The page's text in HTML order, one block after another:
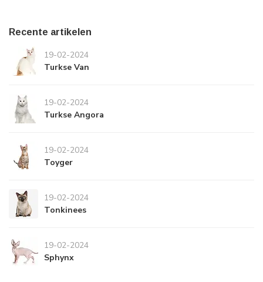
Recente artikelen
19-02-2024
Turkse Van
19-02-2024
Turkse Angora
19-02-2024
Toyger
19-02-2024
Tonkinees
19-02-2024
Sphynx